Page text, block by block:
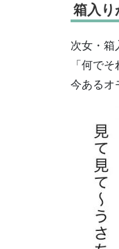
箱入り
次女・箱
「何で
今あるオ